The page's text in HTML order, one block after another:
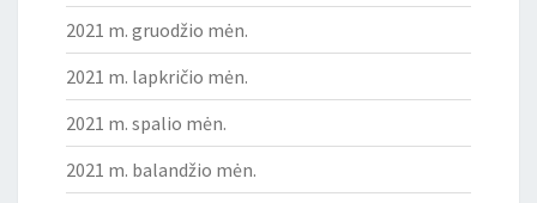
2021 m. gruodžio mėn.
2021 m. lapkričio mėn.
2021 m. spalio mėn.
2021 m. balandžio mėn.